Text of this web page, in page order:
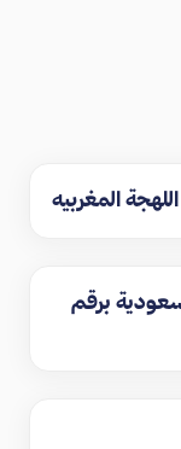
المغربيه
برقم